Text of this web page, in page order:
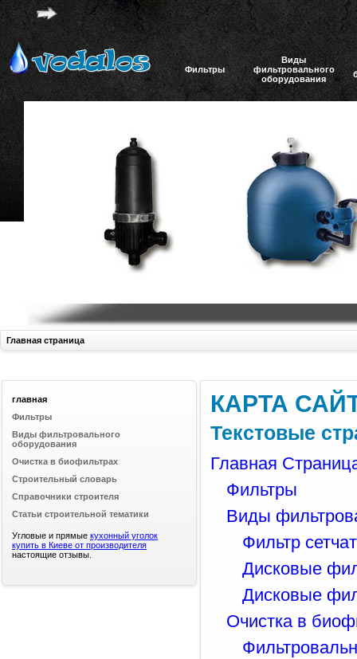
Фильтры
Виды
фильтровального
оборудования
Главная страница
КАРТА
Текстовые
Главная
Фильтры
Виды
Фильтр
Дисковые
Дисковые
Очистка в
главная
Фильтры
Виды фильтровального
оборудования
Очистка в биофильтрах
Строительный словарь
Справочники строителя
Статьи строительной тематики
Угловые и прямые кухонный уголок
купить в Киеве от производителя
настоящие отзывы.